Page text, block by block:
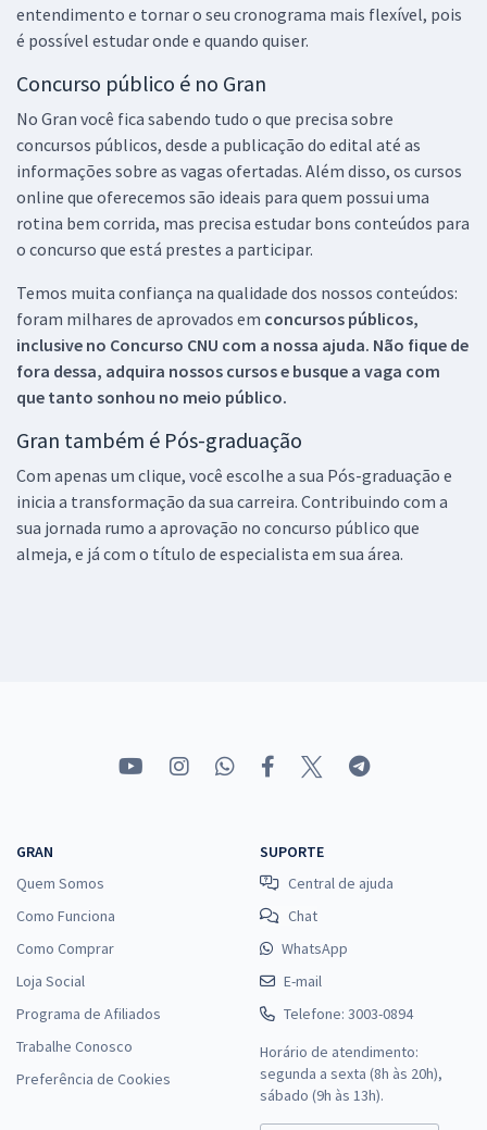
entendimento e tornar o seu cronograma mais flexível, pois
é possível estudar onde e quando quiser.
Concurso público é no Gran
No Gran você fica sabendo tudo o que precisa sobre
concursos públicos, desde a publicação do edital até as
informações sobre as vagas ofertadas. Além disso, os cursos
online que oferecemos são ideais para quem possui uma
rotina bem corrida, mas precisa estudar bons conteúdos para
o concurso que está prestes a participar.
Temos muita confiança na qualidade dos nossos conteúdos:
foram milhares de aprovados em concursos públicos,
inclusive no Concurso CNU com a nossa ajuda. Não fique de
fora dessa, adquira nossos cursos e busque a vaga com
que tanto sonhou no meio público.
Gran também é Pós-graduação
Com apenas um clique, você escolhe a sua Pós-graduação e
inicia a transformação da sua carreira. Contribuindo com a
sua jornada rumo a aprovação no concurso público que
almeja, e já com o título de especialista em sua área.
GRAN
Quem Somos
Como Funciona
Como Comprar
Loja Social
Programa de Afiliados
Trabalhe Conosco
Preferência de Cookies
SUPORTE
Central de ajuda
Chat
WhatsApp
E-mail
Telefone: 3003-0894
Horário de atendimento:
segunda a sexta (8h às 20h),
sábado (9h às 13h).